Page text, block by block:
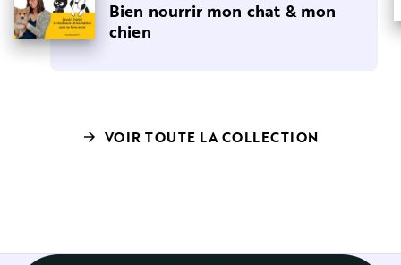
Bien nourrir mon chat & mon
chien
arrow_forward VOIR TOUTE LA COLLECTION